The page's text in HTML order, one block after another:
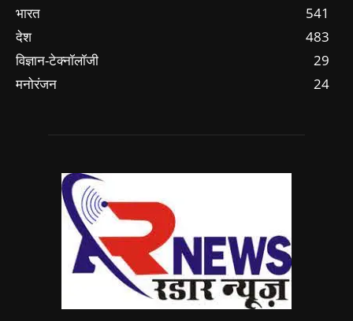
भारत
541
देश
483
विज्ञान-टेक्नॉलॉजी
29
मनोरंजन
24